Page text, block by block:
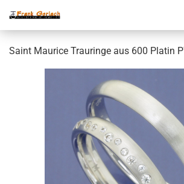
Saint Maurice Trauringe aus 600 Platin